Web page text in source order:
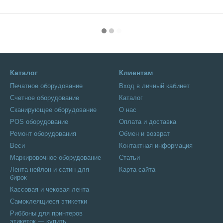
Каталог
Печатное оборудование
Счетное оборудование
Сканирующее оборудование
POS оборудование
Ремонт оборудования
Веси
Маркировочное оборудование
Лента нейлон и сатин для
бирок
Кассовая и чековая лента
Самоклеящиеся этикетки
Риббоны для принтеров
этикеток — купить
Клиентам
Вход в личный кабинет
Каталог
О нас
Оплата и доставка
Обмен и возврат
Контактная информация
Статьи
Карта сайта